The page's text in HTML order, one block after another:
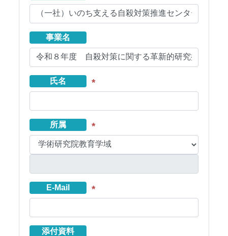
事業名
氏名 *
所属 *
E-Mail *
添付資料